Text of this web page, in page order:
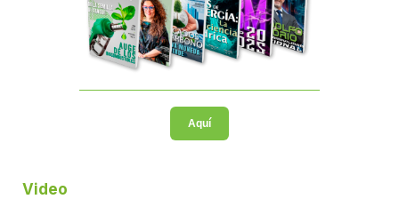
Aquí
Video